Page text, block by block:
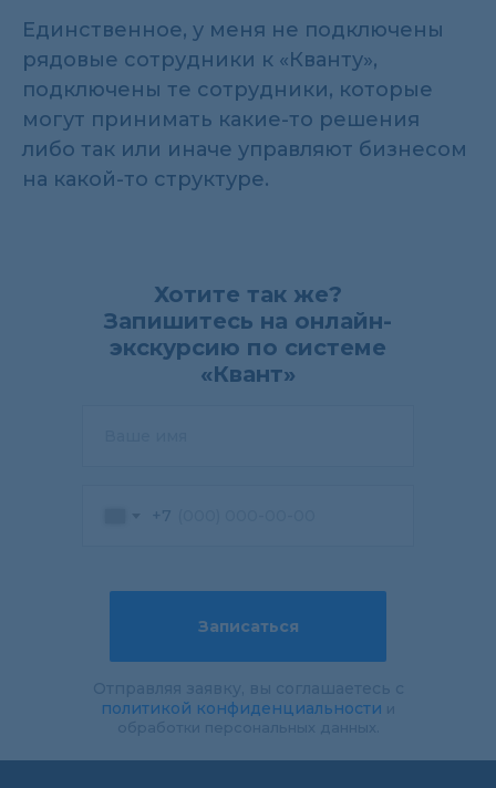
Единственное, у меня не подключены
рядовые сотрудники к «Кванту»,
подключены те сотрудники, которые
могут принимать какие-то решения
либо так или иначе управляют бизнесом
на какой-то структуре.
Хотите так же?
Запишитесь на онлайн-
экскурсию по системе
«Квант»
+7
Записаться
политикой конфиденциальности